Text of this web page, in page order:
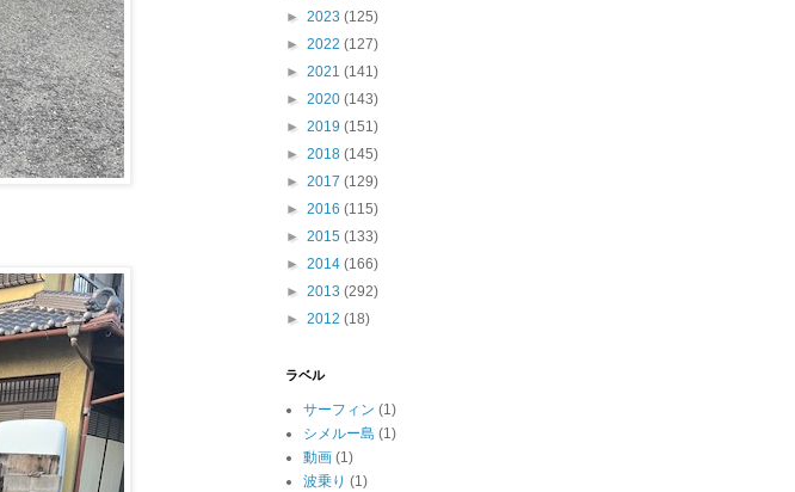
► 2023 (125)
► 2022 (127)
► 2021 (141)
► 2020 (143)
► 2019 (151)
► 2018 (145)
► 2017 (129)
► 2016 (115)
► 2015 (133)
► 2014 (166)
► 2013 (292)
► 2012 (18)
ラベル
サーフィン (1)
シメルー島 (1)
動画 (1)
波乗り (1)